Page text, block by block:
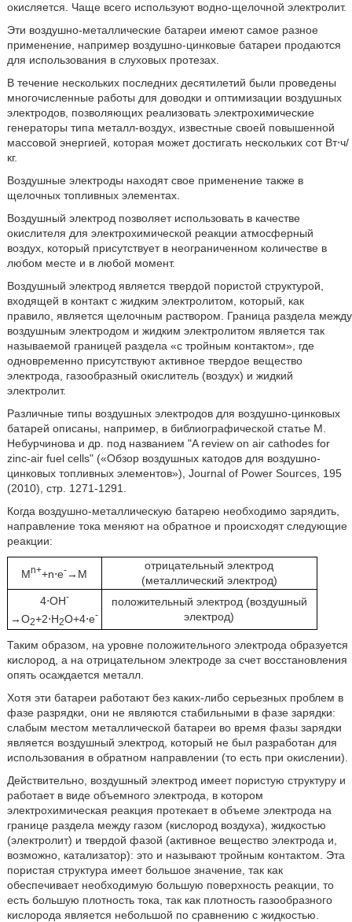
окисляется. Чаще всего используют водно-щелочной электролит.
Эти воздушно-металлические батареи имеют самое разное
применение, например воздушно-цинковые батареи продаются
для использования в слуховых протезах.
В течение нескольких последних десятилетий были проведены
многочисленные работы для доводки и оптимизации воздушных
электродов, позволяющих реализовать электрохимические
генераторы типа металл-воздух, известные своей повышенной
массовой энергией, которая может достигать нескольких сот Вт⋅ч/
кг.
Воздушные электроды находят свое применение также в
щелочных топливных элементах.
Воздушный электрод позволяет использовать в качестве
окислителя для электрохимической реакции атмосферный
воздух, который присутствует в неограниченном количестве в
любом месте и в любой момент.
Воздушный электрод является твердой пористой структурой,
входящей в контакт с жидким электролитом, который, как
правило, является щелочным раствором. Граница раздела между
воздушным электродом и жидким электролитом является так
называемой границей раздела «с тройным контактом», где
одновременно присутствуют активное твердое вещество
электрода, газообразный окислитель (воздух) и жидкий
электролит.
Различные типы воздушных электродов для воздушно-цинковых
батарей описаны, например, в библиографической статье М.
Небурчинова и др. под названием "A review on air cathodes for
zinc-air fuel cells" («Обзор воздушных катодов для воздушно-
цинковых топливных элементов»), Journal of Power Sources, 195
(2010), стр. 1271-1291.
Когда воздушно-металлическую батарею необходимо зарядить,
направление тока меняют на обратное и происходят следующие
реакции:
Mn++n⋅e-→M
отрицательный электрод
(металлический электрод)
4⋅OH-
→O2+2⋅H2O+4⋅e-
положительный электрод (воздушный
электрод)
Таким образом, на уровне положительного электрода образуется
кислород, а на отрицательном электроде за счет восстановления
опять осаждается металл.
Хотя эти батареи работают без каких-либо серьезных проблем в
фазе разрядки, они не являются стабильными в фазе зарядки:
слабым местом металлической батареи во время фазы зарядки
является воздушный электрод, который не был разработан для
использования в обратном направлении (то есть при окислении).
Действительно, воздушный электрод имеет пористую структуру и
работает в виде объемного электрода, в котором
электрохимическая реакция протекает в объеме электрода на
границе раздела между газом (кислород воздуха), жидкостью
(электролит) и твердой фазой (активное вещество электрода и,
возможно, катализатор): это и называют тройным контактом. Эта
пористая структура имеет большое значение, так как
обеспечивает необходимую большую поверхность реакции, то
есть большую плотность тока, так как плотность газообразного
кислорода является небольшой по сравнению с жидкостью.